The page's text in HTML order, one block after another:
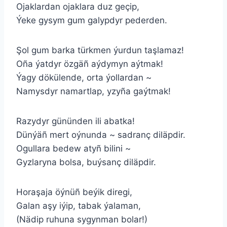
Ojaklardan ojaklara duz geçip,
Ýeke gysym gum galypdyr pederden.
Şol gum barka türkmen ýurdun taşlamaz!
Oña ýatdyr özgäñ aýdymyn aýtmak!
Ýagy dökülende, orta ýollardan ~
Namysdyr namartlap, yzyña gaýtmak!
Razydyr gününden ili abatka!
Dünýäñ mert oýnunda ~ sadranç diläpdir.
Ogullara bedew atyñ bilini ~
Gyzlaryna bolsa, buýsanç diläpdir.
Horaşaja öýnüñ beýik diregi,
Galan aşy iýip, tabak ýalaman,
(Nädip ruhuna sygynman bolar!)